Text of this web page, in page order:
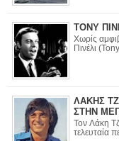
ΤΟΝΥ
Χωρίς
Πινέλι
ΛΑΚΗΣ
ΣΤΗΝ
Τον Λάκη Τζορντανέλλι τον
τελευταία